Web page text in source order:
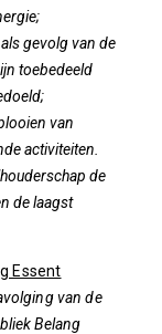
gevolg van de
toebedeeld
van
activiteiten.
de
de laagst
Essent
van de
Belang